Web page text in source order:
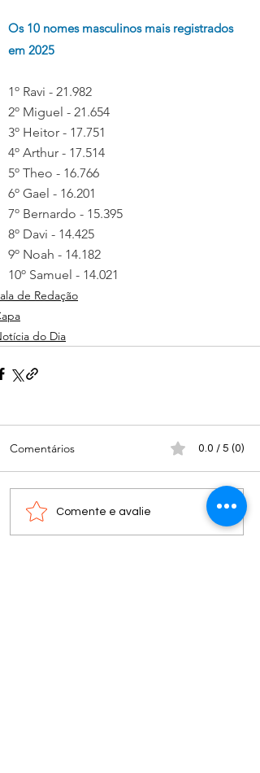
Os 10 nomes masculinos mais registrados
em 2025
1º Ravi - 21.982
2º Miguel - 21.654
3º Heitor - 17.751
4º Arthur - 17.514
5º Theo - 16.766
6º Gael - 16.201
7º Bernardo - 15.395
8º Davi - 14.425
9º Noah - 14.182
10º Samuel - 14.021
de Redação
do Dia
Comentários 0.0 / 5 (0)
Comente e avalie